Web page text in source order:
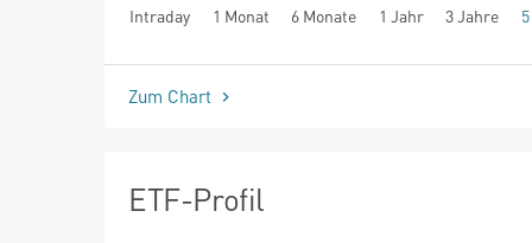
Intraday 1 Monat 6 Monate 1 Jahr 3 Jahre
seit Beginn
Zum Chart
ETF-Profil